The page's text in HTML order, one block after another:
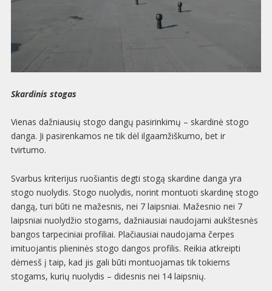
Skardinis stogas
Vienas dažniausių stogo dangų pasirinkimų – skardinė stogo
danga. Ji pasirenkamos ne tik dėl ilgaamžiškumo, bet ir
tvirtumo.
Svarbus kriterijus ruošiantis degti stogą skardine danga yra
stogo nuolydis. Stogo nuolydis, norint montuoti skardinę stogo
dangą, turi būti ne mažesnis, nei 7 laipsniai. Mažesnio nei 7
laipsniai nuolydžio stogams, dažniausiai naudojami aukštesnės
bangos tarpeciniai profiliai. Plačiausiai naudojama čerpes
imituojantis plieninės stogo dangos profilis. Reikia atkreipti
dėmesš į taip, kad jis gali būti montuojamas tik tokiems
stogams, kurių nuolydis – didesnis nei 14 laipsnių.